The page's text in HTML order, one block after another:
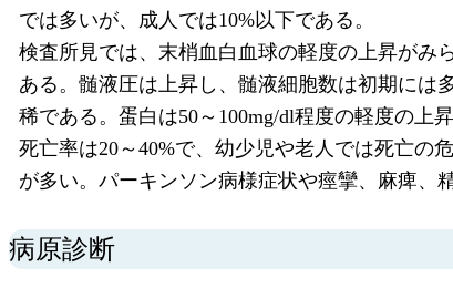
では多いが、成人では10%以下である。
検査所見では、末梢血白血球の軽度の上昇がみ
ある。髄液圧は上昇し、髄液細胞数は初期には
稀である。蛋白は50～100mg/dl程度の軽度の上
死亡率は20～40%で、幼少児や老人では死亡の
が多い。パーキンソン病様症状や痙攣、麻痺、
病原診断